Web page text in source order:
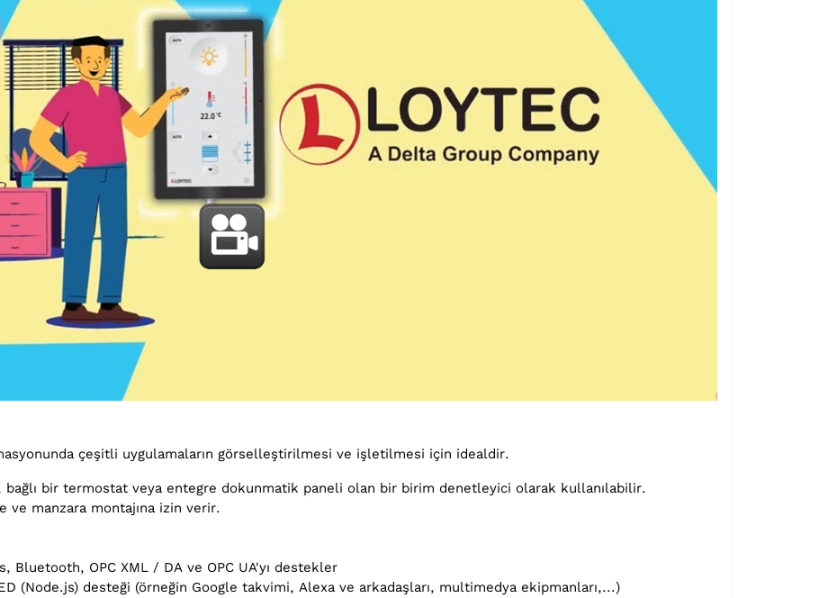
çeşitli uygulamaların görselleştirilmesi ve işletilmesi için idealdir.
bir termostat veya entegre dokunmatik paneli olan bir birim denetleyici olarak kullanılabilir.
ve manzara montajına izin verir.
Bluetooth, OPC XML / DA ve OPC UA'yı destekler
(Node.js) desteği (örneğin Google takvimi, Alexa ve arkadaşları, multimedya ekipmanları,...)